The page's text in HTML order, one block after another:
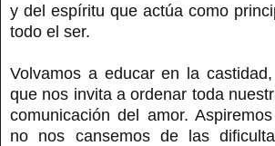
y del espíritu que actúa como
todo el ser.
Volvamos a educar en la
que nos invita a ordenar toda
comunicación del amor.
no nos cansemos de las